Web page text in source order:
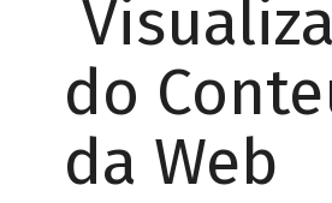
do
da Web